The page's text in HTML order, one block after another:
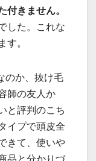
付きません。
した。これな
す。
のか、抜け毛
師の友人か
と評判のこち
イプで頭皮全
きて、使いや
品と分かりづ